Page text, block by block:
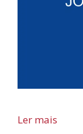
Ler mais